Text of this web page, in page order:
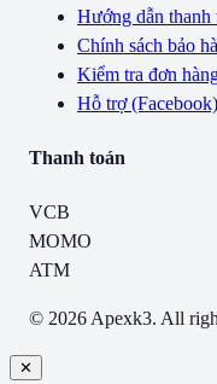
Hướng dẫn thanh
Chính sách bảo
Kiểm tra đơn
Hỗ trợ (Facebook)
Thanh toán
VCB
MOMO
ATM
© 2026 Apexk3. All
✕